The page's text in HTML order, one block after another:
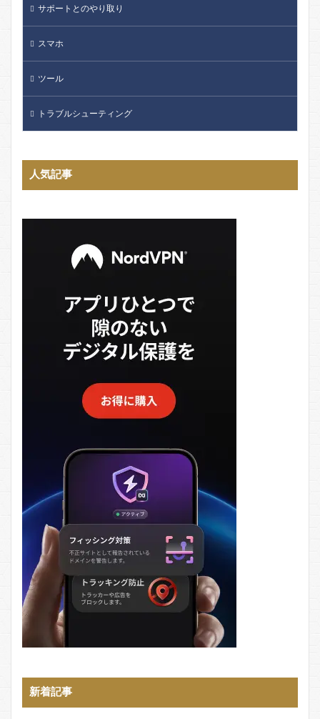
サポートとのやり取り
スマホ
ツール
トラブルシューティング
人気記事
新着記事